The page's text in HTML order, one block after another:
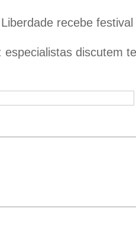
recebe
especialistas discutem